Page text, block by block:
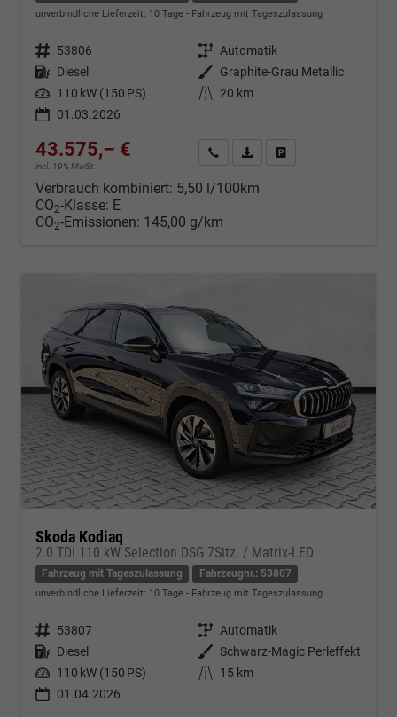
unverbindliche Lieferzeit: 10 Tage Fahrzeug mit Tageszulassung
Fahrzeugnr. 53806 Getriebe Automatik
Kraftstoff Diesel Außenfarbe Graphite-Grau Metallic
Leistung 110 kW (150 PS) Kilometerstand
20 km
01.03.2026
43.575,– €
incl. 19% MwSt.
Kontakt & Angebot anfordern
PDF-Datei, Fahrzeugexposé
Verbrauch kombiniert: 5,50 l/100km
CO2-Klasse: E
CO2-Emissionen: 145,00 g/km
Skoda Kodiaq
2.0 TDI 110 kW Selection DSG 7Sitz. / Matrix-LED
Fahrzeug mit Tageszulassung Fahrzeugnr.: 53807
unverbindliche Lieferzeit: 10 Tage Fahrzeug mit Tageszulassung
Fahrzeugnr. 53807 Getriebe Automatik
Kraftstoff Diesel Außenfarbe Schwarz-Magic Perleffekt
Leistung 110 kW (150 PS) Kilometerstand
15 km
01.04.2026